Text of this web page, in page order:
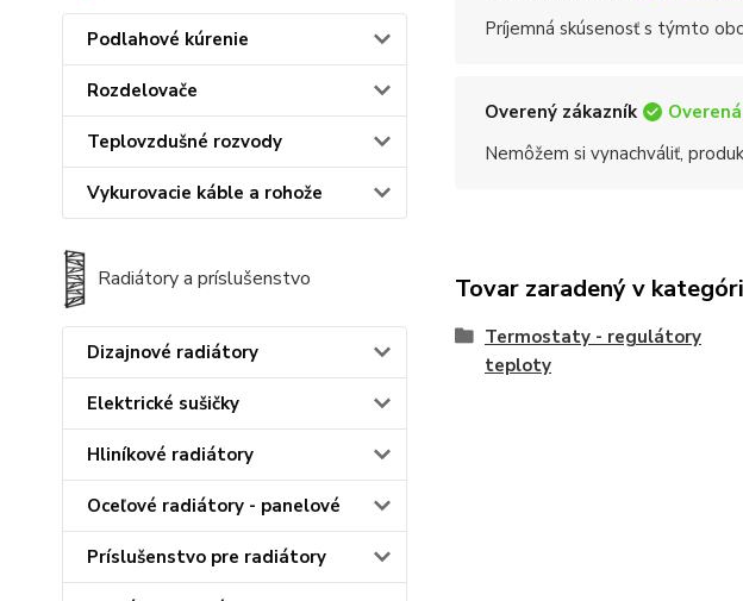
Podlahové kúrenie
Rozdelovače
Teplovzdušné rozvody
Vykurovacie káble a rohože
Radiátory a príslušenstvo
Dizajnové radiátory
Elektrické sušičky
Hliníkové radiátory
Oceľové radiátory - panelové
Príslušenstvo pre radiátory
Príjemná skúsenosť s týmto
Overený zákazník
Nemôžem si vynachváliť,
Tovar zaradený v
Termostaty - regulátory
teploty